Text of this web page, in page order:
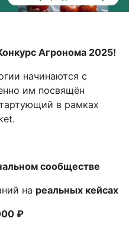
Агронома 2025!
начинаются с
им посвящён
в рамках
сообществе
на реальных кейсах
₽